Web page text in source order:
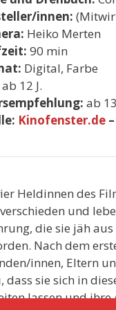
innen:
Heiko Merten
90 min
Digital, Farbe
ab 12 J.
ab
Kinofenster.de –
Heldinnen des
und
die sie jäh
Nach dem
innen, Eltern
dass sie sich in
lassen und ihre